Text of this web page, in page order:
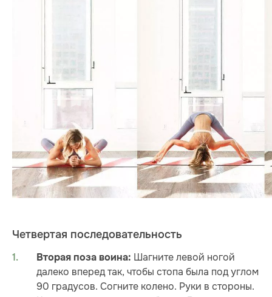
Четвертая последовательность
Вторая поза воина: Шагните левой ногой
далеко вперед так, чтобы стопа была под углом
90 градусов. Согните колено. Руки в стороны.